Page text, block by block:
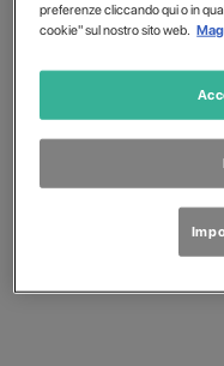
preferenze cliccando qui o in
cookie" sul nostro sito web.